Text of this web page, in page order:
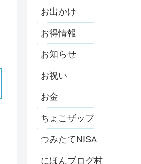
お出かけ
お得情報
お知らせ
お祝い
お金
ちょこザップ
つみたてNISA
にほんブログ村